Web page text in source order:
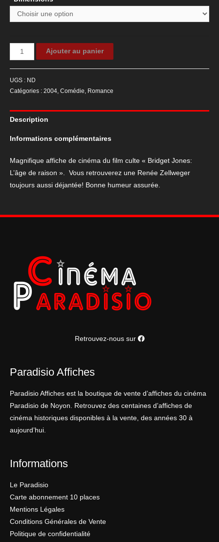
quantité
de
Bridget
Jones
:
de
raison
Ajouter au panier
UGS : ND
Catégories : 2004, Comédie, Romance
Description
Informations complémentaires
Magnifique affiche de cinéma du film culte « Bridget Jones:
L’âge de raison ». Vous retrouverez une Renée Zellweger
toujours aussi déjantée! Bonne humeur assurée.
Retrouvez-nous sur
Paradisio Affiches
Paradisio Affiches est la boutique de vente d’affiches du cinéma
Paradisio de Noyon. Retrouvez des centaines d’affiches de
cinéma historiques disponibles à la vente, des années 30 à
aujourd’hui.
Informations
Le Paradisio
Carte abonnement 10 places
Mentions Légales
Conditions Générales de Vente
Politique de confidentialité